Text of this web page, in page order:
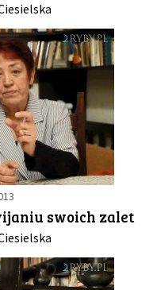
swoich zalet